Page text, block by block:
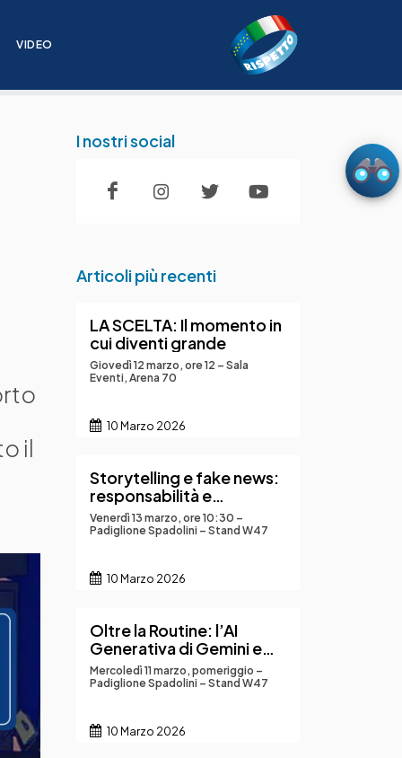
VIDEO
il
I nostri social
Articoli più recenti
LA SCELTA: Il momento in
cui diventi grande
Giovedì 12 marzo, ore 12 – Sala
Eventi, Arena 70
10 Marzo 2026
Storytelling e fake news:
responsabilità e
conseguenze del
raccontare online
Venerdì 13 marzo, ore 10:30 –
Padiglione Spadolini – Stand W47
10 Marzo 2026
Oltre la Routine: l’AI
Generativa di Gemini e
NotebookLM come leva
per una didattica
Mercoledì 11 marzo, pomeriggio –
Padiglione Spadolini – Stand W47
10 Marzo 2026